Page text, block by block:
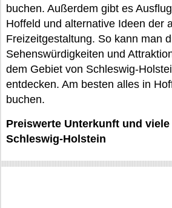
buchen. Außerdem gibt es
Hoffeld und alternative Ideen der
Freizeitgestaltung. So kann man
Sehenswürdigkeiten und
dem Gebiet von Schleswig-
entdecken. Am besten alles in
buchen.
Preiswerte Unterkunft und
Schleswig-Holstein